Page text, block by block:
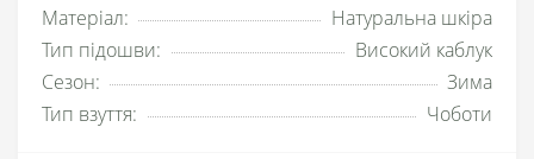
Матеріал:
Натуральна шкіра
Тип підошви:
Високий каблук
Сезон:
Зима
Тип взуття:
Чоботи